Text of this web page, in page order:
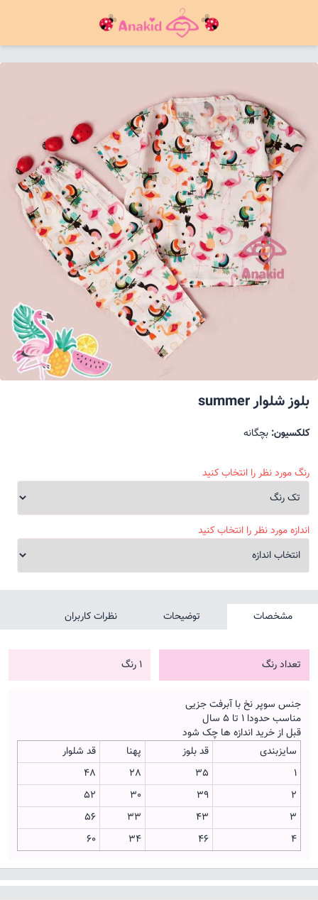
بلوز شلوار summer
کلکسیون: بچگانه
رنگ مورد نظر را انتخاب کنید
اندازه مورد نظر را انتخاب کنید
مشخصات توضیحات نظرات کاربران
تعداد رنگ 1 رنگ
جنس سوپر نخ با آبرفت جزیی
مناسب حدودا 1 تا 5 سال
قبل از خرید اندازه ها چک شود
سایزبندی
قد بلوز پهنا
قد شلوار
1
35
28
48
2
39
30
52
3
43
33
56
4
46
34
60